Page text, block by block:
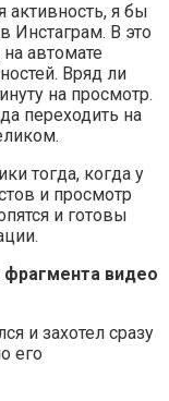
активность, я бы
Инстаграм. В это
автомате
Вряд ли
на просмотр.
переходить на
тогда, когда у
и просмотр
и готовы
видео
и захотел сразу
его